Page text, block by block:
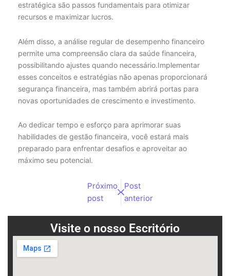
estratégica são passos fundamentais para otimizar
recursos e maximizar lucros.
Além disso, a análise regular de desempenho financeiro
permite uma compreensão clara da saúde financeira,
possibilitando ajustes quando necessário.Implementar
esses conceitos e estratégias não apenas proporcionará
segurança financeira, mas também abrirá portas para
novas oportunidades de crescimento e investimento.
Ao dedicar tempo e esforço para aprimorar suas
habilidades de gestão financeira, você estará mais
preparado para enfrentar desafios e aproveitar ao
máximo seu potencial.
Post
anterior
Próximo
post
Visite o nosso Escritório